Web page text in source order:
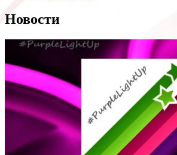
Новости